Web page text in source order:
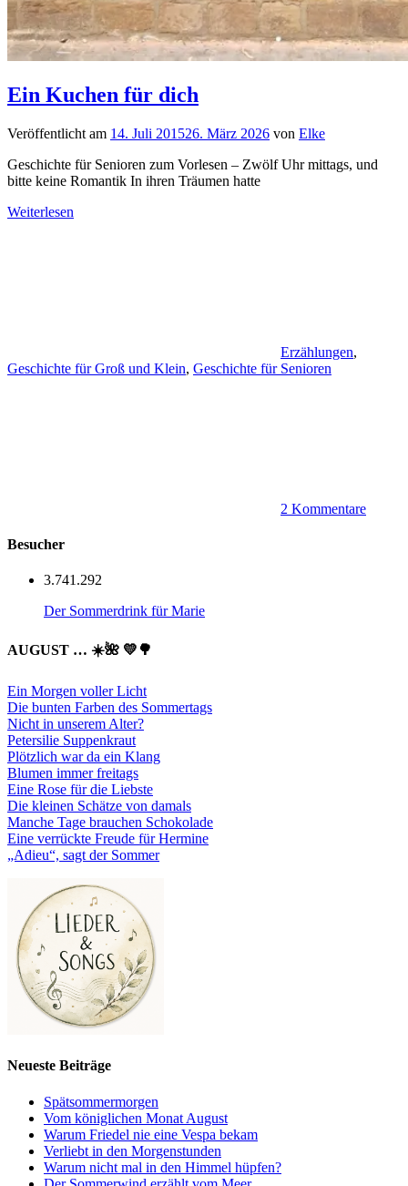
Ein Kuchen für dich
Veröffentlicht am 14. Juli 201526. März 2026 von Elke
Geschichte für Senioren zum Vorlesen – Zwölf Uhr mittags, und
bitte keine Romantik In ihren Träumen hatte
Weiterlesen
Erzählungen,
Geschichte für Groß und Klein, Geschichte für Senioren
2 Kommentare
Besucher
3.741.292
Der Sommerdrink für Marie
AUGUST … ☀️🌺 💛🌳
Ein Morgen voller Licht
Die bunten Farben des Sommertags
Nicht in unserem Alter?
Petersilie Suppenkraut
Plötzlich war da ein Klang
Blumen immer freitags
Eine Rose für die Liebste
Die kleinen Schätze von damals
Manche Tage brauchen Schokolade
Eine verrückte Freude für Hermine
„Adieu“, sagt der Sommer
Neueste Beiträge
Spätsommermorgen
Vom königlichen Monat August
Warum Friedel nie eine Vespa bekam
Verliebt in den Morgenstunden
Warum nicht mal in den Himmel hüpfen?